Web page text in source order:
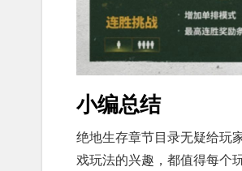
小编总结
绝地生存章节目录无疑给玩
戏玩法的兴趣，都值得每个